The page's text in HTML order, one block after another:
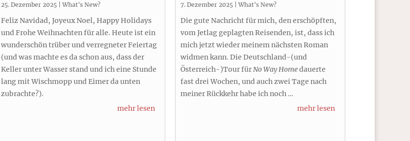
25. Dezember 2025|What's New?
Feliz Navidad, Joyeux Noel, Happy Holidays
und Frohe Weihnachten für alle. Heute ist ein
wunderschön trüber und verregneter Feiertag
(und was machte es da schon aus, dass der
Keller unter Wasser stand und ich eine Stunde
lang mit Wischmopp und Eimer da unten
zubrachte?).
mehr lesen
7. Dezember 2025 |What's New?
Die gute Nachricht für mich, den erschöpften,
vom Jetlag geplagten Reisenden, ist, dass ich
mich jetzt wieder meinem nächsten Roman
widmen kann. Die Deutschland-(und
Österreich-)Tour fürNo Way Homedauerte
fast drei Wochen, und auch zwei Tage nach
meiner Rückkehr habe ich noch …
mehr lesen